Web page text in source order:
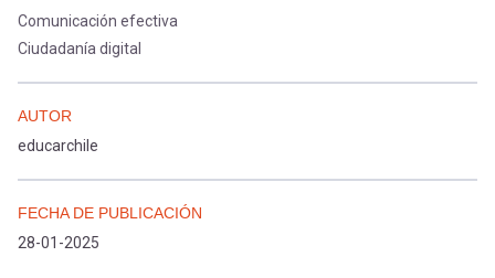
Comunicación efectiva
Ciudadanía digital
AUTOR
educarchile
FECHA DE PUBLICACIÓN
28-01-2025